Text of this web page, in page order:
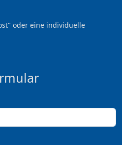
oder eine individuelle